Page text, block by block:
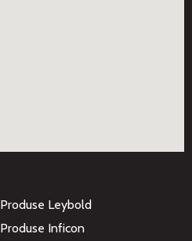
Produse Leybold
Produse Inficon